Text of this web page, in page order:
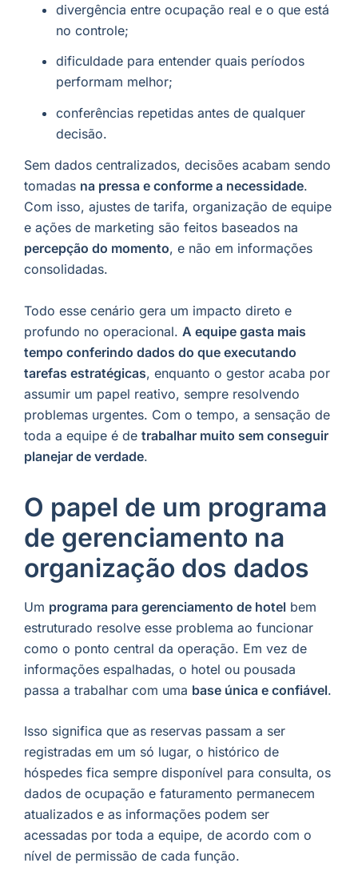
divergência entre ocupação real e o que está
no controle;
dificuldade para entender quais períodos
performam melhor;
conferências repetidas antes de qualquer
decisão.
Sem dados centralizados, decisões acabam sendo
tomadas na pressa e conforme a necessidade.
Com isso, ajustes de tarifa, organização de equipe
e ações de marketing são feitos baseados na
percepção do momento, e não em informações
consolidadas.
Todo esse cenário gera um impacto direto e
profundo no operacional. A equipe gasta mais
tempo conferindo dados do que executando
tarefas estratégicas, enquanto o gestor acaba por
assumir um papel reativo, sempre resolvendo
problemas urgentes. Com o tempo, a sensação de
toda a equipe é de trabalhar muito sem conseguir
planejar de verdade.
O papel de um programa
de gerenciamento na
organização dos dados
Um programa para gerenciamento de hotel bem
estruturado resolve esse problema ao funcionar
como o ponto central da operação. Em vez de
informações espalhadas, o hotel ou pousada
passa a trabalhar com uma base única e confiável.
Isso significa que as reservas passam a ser
registradas em um só lugar, o histórico de
hóspedes fica sempre disponível para consulta, os
dados de ocupação e faturamento permanecem
atualizados e as informações podem ser
acessadas por toda a equipe, de acordo com o
nível de permissão de cada função.